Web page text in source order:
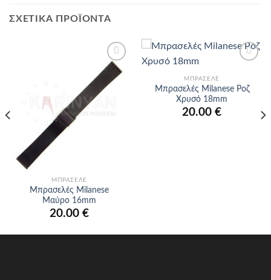
ΣΧΕΤΙΚΆ ΠΡΟΪΌΝΤΑ
Προσθήκη
αγαπημένα
ΜΠΡΑΣΕΛΈ
Μπρασελές Milanese
Μαύρο 16mm
20.00 €
αγαπημένα
ΜΠΡΑΣΕΛΈ
Μπρασελές Milanese Ροζ
Χρυσό 18mm
20.00 €